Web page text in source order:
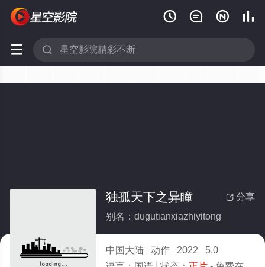
   
 
 分享
独孤天下之异瞳
别名：dugutianxiazhiyitong
中国大陆 动作 2022
5.0